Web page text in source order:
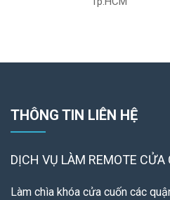
THÔNG TIN LIÊN HỆ
DỊCH VỤ LÀM REMOTE CỬA
Làm chìa khóa cửa cuốn các